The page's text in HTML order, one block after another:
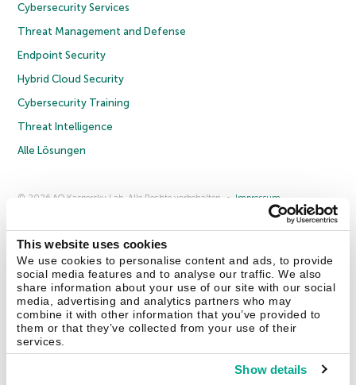
This website uses cookies
We use cookies to personalise content and ads, to provide
social media features and to analyse our traffic. We also
share information about your use of our site with our social
media, advertising and analytics partners who may
combine it with other information that you’ve provided to
them or that they’ve collected from your use of their
services.
Show details
Cybersecurity Services
Threat Management and Defense
Endpoint Security
Hybrid Cloud Security
Cybersecurity Training
Threat Intelligence
Alle Lösungen
© 2026 AO Kaspersky Lab. Alle Rechte vorbehalten.
Impressum
Lizenzvereinbarung B2B
Anmeldung zum Newsletter für B2B-Vertriebspartner
Kontakt Über uns Partner Blog
Weitere Informationen
Pressemitteilungen
Securelist Eugene Personal Blog Enzyklopädie